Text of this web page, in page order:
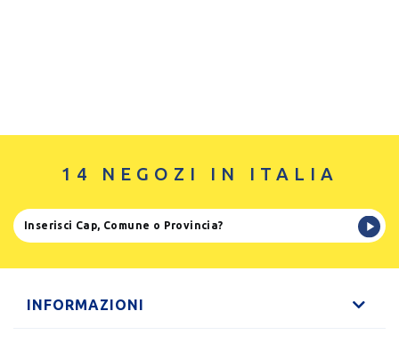
14 NEGOZI IN ITALIA
INFORMAZIONI